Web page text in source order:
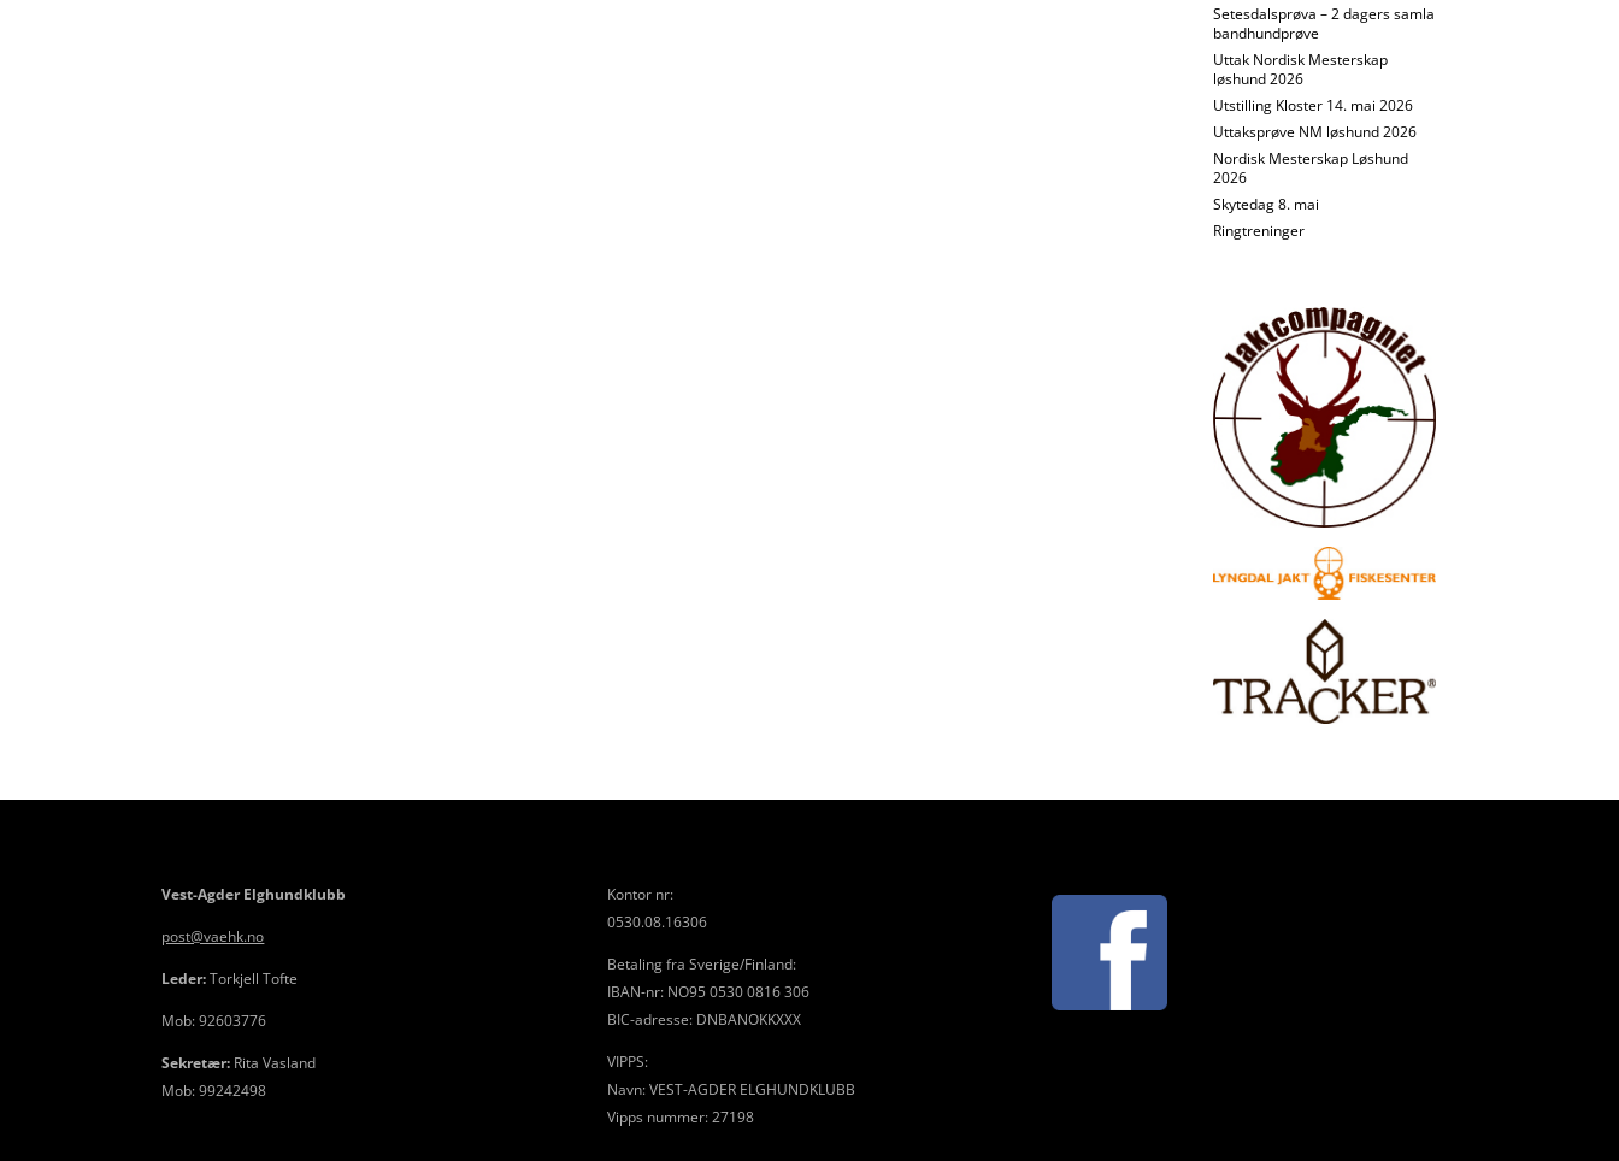
Setesdalsprøva – 2 dagers samla
bandhundprøve
Uttak Nordisk Mesterskap
løshund 2026
Utstilling Kloster 14. mai 2026
Uttaksprøve NM løshund 2026
Nordisk Mesterskap Løshund
2026
Skytedag 8. mai
Ringtreninger
Vest-Agder Elghundklubb
post@vaehk.no
Leder:Torkjell Tofte
Mob: 92603776
Sekretær: Rita Vasland
Mob: 99242498
Kontor nr:
0530.08.16306
Betaling fra Sverige/Finland:
IBAN-nr: NO95 0530 0816 306
BIC-adresse: DNBANOKKXXX
VIPPS:
Navn: VEST-AGDER ELGHUNDKLUBB
Vipps nummer: 27198